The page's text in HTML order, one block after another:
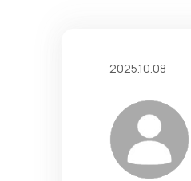
2025.10.08